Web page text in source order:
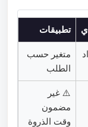
تطبيقات
متغير حسب
الطلب
⚠️ غير
مضمون
وقت الذروة